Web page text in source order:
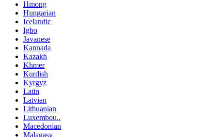
Hmong
Hungarian
Icelandic
Igbo
Javanese
Kannada
Kazakh
Khmer
Kurdish
Kyrgyz
Latin
Latvian
Lithuanian
Luxembou..
Macedonian
Malagasy